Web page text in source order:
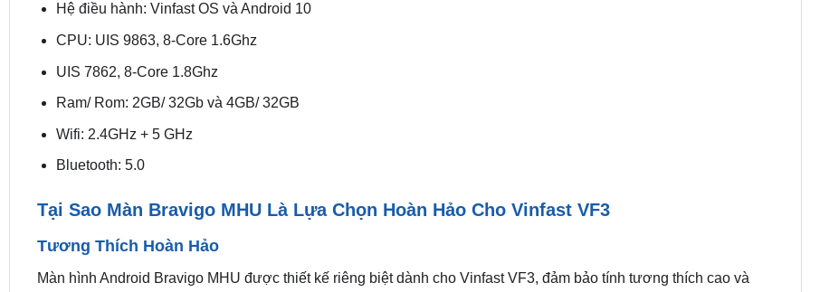
Hệ điều hành: Vinfast OS và Android 10
CPU: UIS 9863, 8-Core 1.6Ghz
UIS 7862, 8-Core 1.8Ghz
Ram/ Rom: 2GB/ 32Gb và 4GB/ 32GB
Wifi: 2.4GHz + 5 GHz
Bluetooth: 5.0
Tại Sao Màn Bravigo MHU Là Lựa Chọn Hoàn Hảo Cho Vinfast VF3
Tương Thích Hoàn Hảo
Màn hình Android Bravigo MHU được thiết kế riêng biệt dành cho Vinfast VF3, đảm bảo tính tương thích cao và